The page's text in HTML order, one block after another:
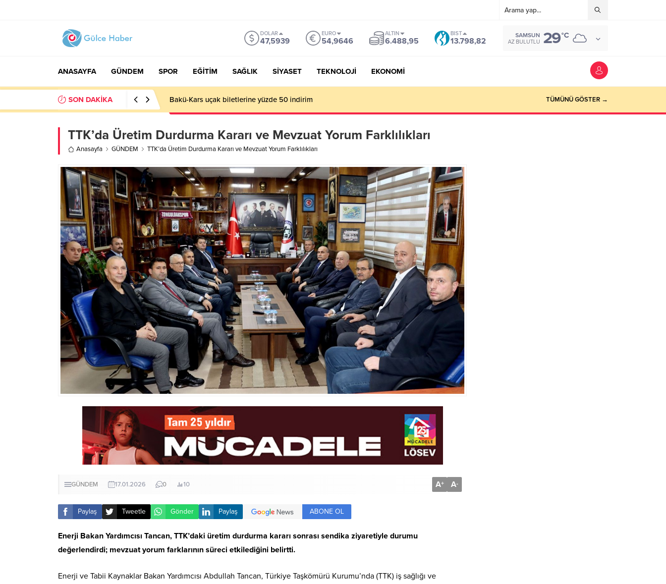
DOLAR
47,5939
EURO
54,9646
ALTIN
6.488,95
BIST
13.798,82
SAMSUN
AZ BULUTLU 29°C
ANASAYFA GÜNDEM SPOR EĞİTİM SAĞLIK SİYASET TEKNOLOJİ EKONOMİ
SON DAKİKA Basın İlan Kurumu Genel Müdürü Çay, Bursa’da gazetecilerle buluştu TÜMÜNÜ GÖSTER →
TTK’da Üretim Durdurma Kararı ve Mevzuat Yorum Farklılıkları
Anasayfa GÜNDEM TTK’da Üretim Durdurma Kararı ve Mevzuat Yorum Farklılıkları
GÜNDEM 17.01.2026 0 10 A+ A-
Paylaş Tweetle Gönder Paylaş ABONE OL
Enerji Bakan Yardımcısı Tancan, TTK’daki üretim durdurma kararı sonrası sendika ziyaretiyle durumu
değerlendirdi; mevzuat yorum farklarının süreci etkilediğini belirtti.
Enerji ve Tabii Kaynaklar Bakan Yardımcısı Abdullah Tancan, Türkiye Taşkömürü Kurumu’nda (TTK) iş sağlığı ve